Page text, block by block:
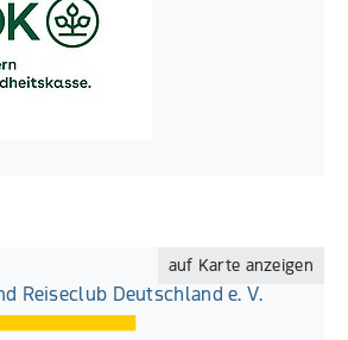
auf Karte anzeigen
Reiseclub Deutschland e. V.